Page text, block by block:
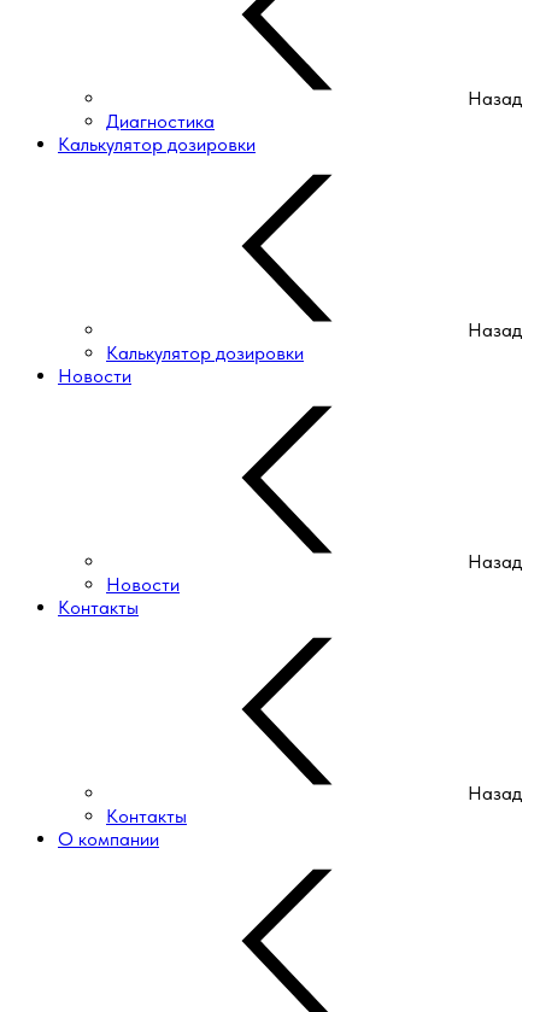
Назад
Диагностика
Калькулятор дозировки
Назад
Калькулятор дозировки
Новости
Назад
Новости
Контакты
Назад
Контакты
О компании